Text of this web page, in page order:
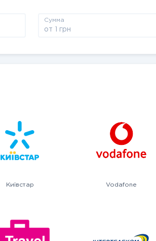
Сумма
Київстар Vodafone